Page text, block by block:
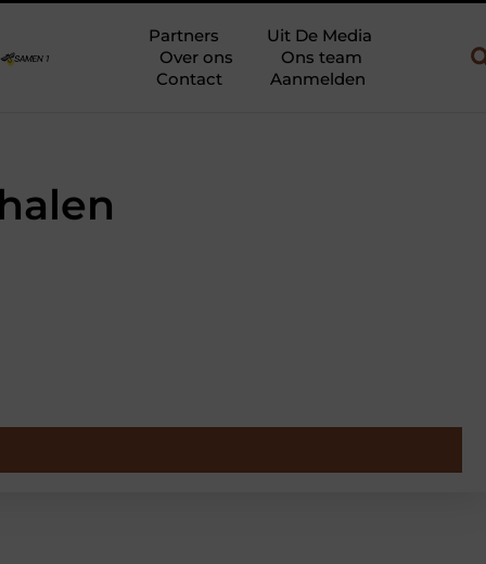
Partners
Uit De Media
Over ons
Ons team
Contact
Aanmelden